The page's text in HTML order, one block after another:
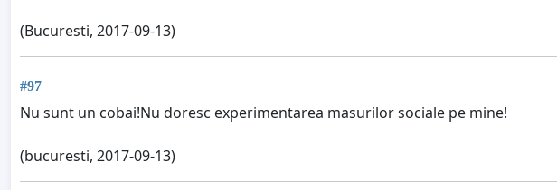
(Bucuresti, 2017-09-13)
#97
Nu sunt un cobai!Nu doresc experimentarea masurilor sociale pe mine!
(bucuresti, 2017-09-13)